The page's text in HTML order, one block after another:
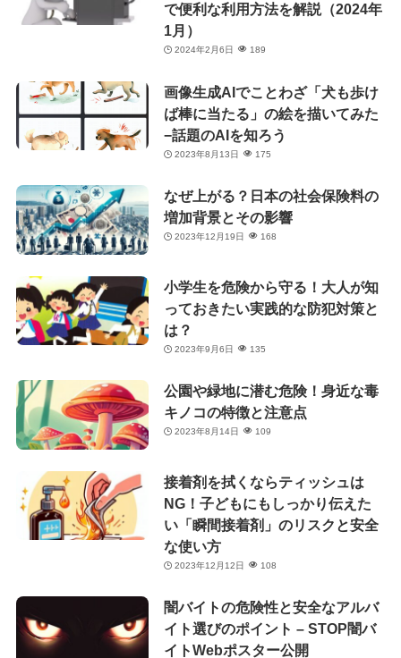
で便利な利用方法を解説（2024年
1月）
2024年2月6日 189
画像生成AIでことわざ「犬も歩け
ば棒に当たる」の絵を描いてみた
−話題のAIを知ろう
2023年8月13日 175
なぜ上がる？日本の社会保険料の
増加背景とその影響
2023年12月19日 168
小学生を危険から守る！大人が知
っておきたい実践的な防犯対策と
は？
2023年9月6日 135
公園や緑地に潜む危険！身近な毒
キノコの特徴と注意点
2023年8月14日 109
接着剤を拭くならティッシュは
NG！子どもにもしっかり伝えた
い「瞬間接着剤」のリスクと安全
な使い方
2023年12月12日 108
闇バイトの危険性と安全なアルバ
イト選びのポイント – STOP闇バ
イトWebポスター公開